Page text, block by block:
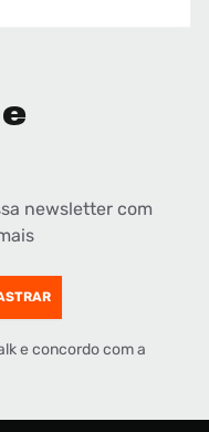
newsletter com
e concordo com a